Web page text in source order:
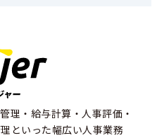
理・給与計算・人事評価・
といった幅広い人事業務